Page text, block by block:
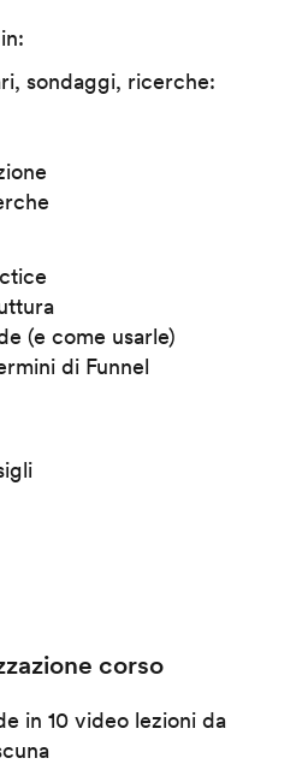
sondaggi, ricerche:
(e come usarle)
di Funnel
corso
in 10 video lezioni da